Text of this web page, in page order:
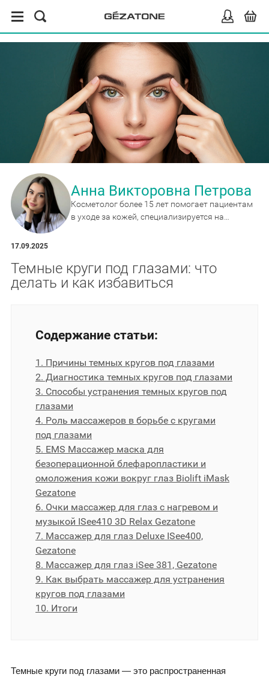
Анна Викторовна Петрова
Косметолог более 15 лет помогает пациентам
в уходе за кожей, специализируется на
17.09.2025
Темные круги под глазами: что
делать и как избавиться
Содержание статьи:
1. Причины темных кругов под глазами
2. Диагностика темных кругов под глазами
3. Способы устранения темных кругов под
глазами
4. Роль массажеров в борьбе с кругами
под глазами
5. EMS Массажер маска для
безоперационной блефаропластики и
омоложения кожи вокруг глаз Biolift iMask
Gezatone
6. Очки массажер для глаз с нагревом и
музыкой ISee410 3D Relax Gezatone
7. Массажер для глаз Deluxe ISee400,
Gezatone
8. Массажер для глаз iSee 381, Gezatone
9. Как выбрать массажер для устранения
кругов под глазами
10. Итоги
Темные круги под глазами — это распространенная